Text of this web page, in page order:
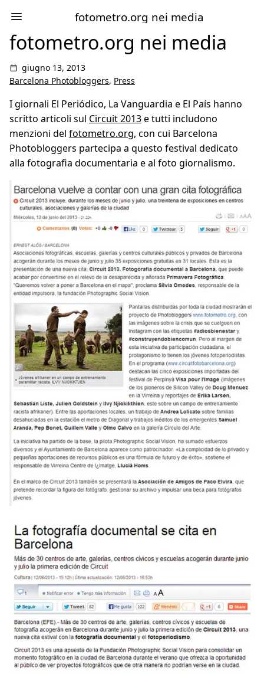
fotometro.org nei media
fotometro.org nei media
giugno 13, 2013
Barcelona Photobloggers, Press
I giornali El Periódico, La Vanguardia e El País hanno
scritto articoli sul Circuit 2013e tutti includono
menzioni del fotometro.org, con cui Barcelona
Photobloggers partecipa a questo festival dedicato
alla fotografia documentaria e al foto giornalismo.